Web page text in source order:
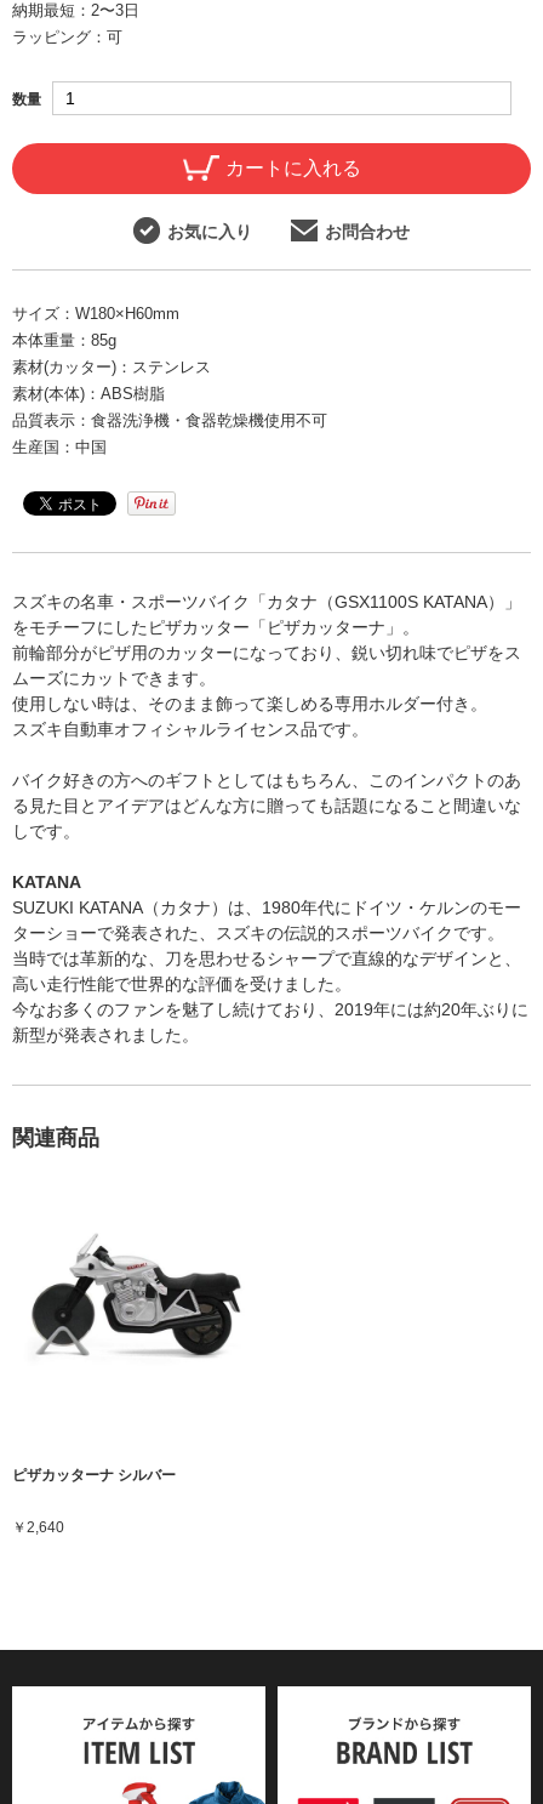
納期最短： 2〜3日
ラッピング： 可
数量
カートに入れる
お気に入り お問合わせ
サイズ： W180×H60mm
本体重量： 85g
素材(カッター)： ステンレス
素材(本体)： ABS樹脂
品質表示： 食器洗浄機・食器乾燥機使用不可
生産国： 中国
スズキの名車・スポーツバイク「カタナ（GSX1100S KATANA）」
をモチーフにしたピザカッター「ピザカッターナ」。
前輪部分がピザ用のカッターになっており、鋭い切れ味でピザをス
ムーズにカットできます。
使用しない時は、そのまま飾って楽しめる専用ホルダー付き。
スズキ自動車オフィシャルライセンス品です。
バイク好きの方へのギフトとしてはもちろん、このインパクトのあ
る見た目とアイデアはどんな方に贈っても話題になること間違いな
しです。
KATANA
SUZUKI KATANA（カタナ）は、1980年代にドイツ・ケルンのモー
ターショーで発表された、スズキの伝説的スポーツバイクです。
当時では革新的な、刀を思わせるシャープで直線的なデザインと、
高い走行性能で世界的な評価を受けました。
今なお多くのファンを魅了し続けており、2019年には約20年ぶりに
新型が発表されました。
関連商品
ピザカッターナ シルバー
￥2,640